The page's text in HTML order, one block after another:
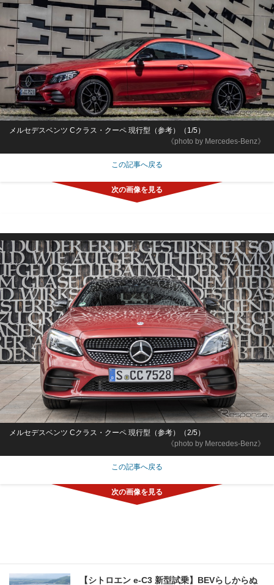
《photo by Mercedes-Benz》
メルセデスベンツ Cクラス・クーペ 現行型（参考）（1/5）
この記事へ戻る
《photo by Mercedes-Benz》
メルセデスベンツ Cクラス・クーペ 現行型（参考）（2/5）
この記事へ戻る
【シトロエン e-C3 新型試乗】BEVらしからぬ